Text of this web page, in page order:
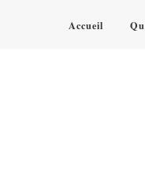
Accueil